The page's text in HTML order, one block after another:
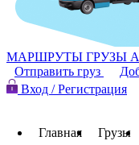
МАРШРУТЫ ГРУЗЫ
Отправить груз
Вход / Регистрация
Главная Грузы